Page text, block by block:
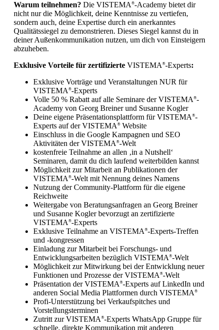
Warum teilnehmen? Die VISTEMA ®-Academy bietet dir
nicht nur die Möglichkeit, deine Kenntnisse zu vertiefen,
sondern auch, deine Expertise durch ein anerkanntes
Qualitätssiegel zu demonstrieren. Dieses Siegel kannst du in
deiner Außenkommunikation nutzen, um dich von Einsteigern
abzuheben.
Exklusive Vorteile für zertifizierte VISTEMA ®-Experts:
Exklusive Vorträge und Veranstaltungen NUR für
VISTEMA ®-Experts
Volle 50 % Rabatt auf alle Seminare derVISTEMA ®-
Academy von Georg Breiner und Susanne Kogler
Deine eigene Präsentationsplattform für VISTEMA ®-
Experts auf der VISTEMA ® Website
Einschluss in die Google Kampagnen und SEO
Aktivitäten der VISTEMA ®-Welt
kostenfreie Teilnahme an allen ‚in a Nutshell‘
Seminaren, damit du dich laufend weiterbilden kannst
Möglichkeit zur Mitarbeit an Publikationen der
VISTEMA ®-Welt mit Nennung deines Namens
Nutzung der Community-Plattform für die eigene
Reichweite
Weitergabe von Beratungsanfragen an Georg Breiner
und Susanne Kogler bevorzugt an zertifizierte
VISTEMA ®-Experts
Exklusive Teilnahme an VISTEMA ®-Experts-Treffen
und -kongressen
Einladung zur Mitarbeit bei Forschungs- und
Entwicklungsarbeiten bezüglich VISTEMA ®-Welt
Möglichkeit zur Mitwirkung bei der Entwicklung neuer
Funktionen und Prozesse der VISTEMA ®-Welt
Präsentation der VISTEMA ®-Experts auf LinkedIn und
anderen Social Media Plattformen durch VISTEMA ®
Profi-Unterstützung bei Verkaufspitches und
Vorstellungsterminen
Zutritt zur VISTEMA ®-Experts WhatsApp Gruppe für
schnelle, direkte Kommunikation mit anderen